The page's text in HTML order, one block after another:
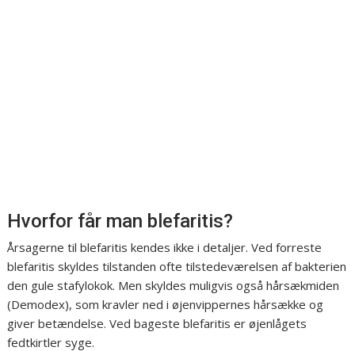
Hvorfor får man blefaritis?
Årsagerne til blefaritis kendes ikke i detaljer. Ved forreste
blefaritis skyldes tilstanden ofte tilstedeværelsen af bakterien
den gule stafylokok. Men skyldes muligvis også hårsækmiden
(Demodex), som kravler ned i øjenvippernes hårsække og
giver betændelse. Ved bageste blefaritis er øjenlågets
fedtkirtler syge.